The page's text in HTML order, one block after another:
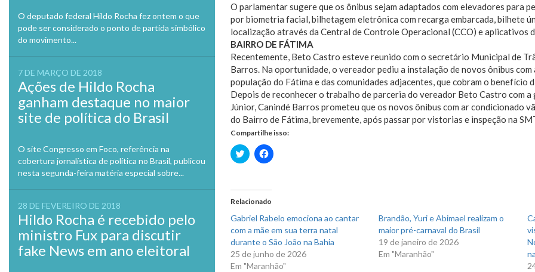
O deputado federal Hildo Rocha fez ontem o que
pode ser considerado o ponto de partida simbólico
do movimento...
7 DE MARÇO DE 2018
Ações de Hildo Rocha
ganham destaque no maior
site de política do Brasil
O site Congresso em Foco, referência na
cobertura jornalística de política no Brasil, publicou
nesta segunda-feira matéria especial sobre...
28 DE FEVEREIRO DE 2018
Hildo Rocha é recebido pelo
ministro Fux para discutir
fake News em ano eleitoral
O parlamentar sugere que os ônibus sejam adaptados com elevadores para
por biometria facial, bilhetagem eletrônica com recarga embarcada, bilhete
localização através da Central de Controle Operacional (CCO) e aplicativos
BAIRRO DE FÁTIMA
Recentemente, Beto Castro esteve reunido com o secretário Municipal de
Barros. Na oportunidade, o vereador pediu a instalação de novos ônibus
população do Fátima e das comunidades adjacentes, que cobram o benefício
Depois de reconhecer o trabalho de parceria do vereador Beto Castro com
Júnior, Canindé Barros prometeu que os novos ônibus com ar condicionado
do Bairro de Fátima, brevemente, após passar por vistorias e inspeção na
Compartilhe isso:
Clique
para
em
nova
janela)
Clique
para
em
nova
janela)
Relacionado
Gabriel Rabelo emociona ao cantar
com a mãe em sua terra natal
durante o São João na Bahia
25 de junho de 2026
Em "Maranhão"
Brandão, Yuri e Abimael realizam o
maior pré-carnaval do Brasil
19 de janeiro de 2026
Em "Maranhão"